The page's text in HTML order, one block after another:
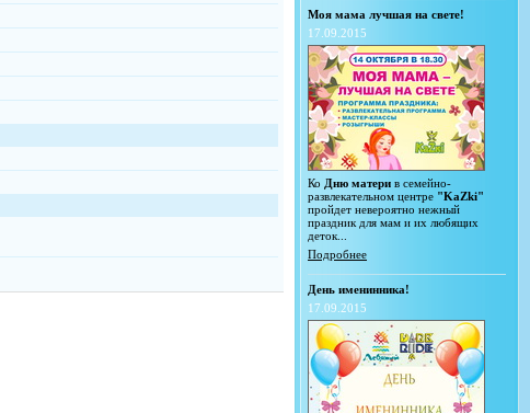
Моя мама лучшая на свете!
17.09.2015
Ко Дню матери в семейно-
развлекательном центре "KaZki"
пройдет невероятно нежный
праздник для мам и их любящих
деток...
Подробнее
День именинника!
17.09.2015